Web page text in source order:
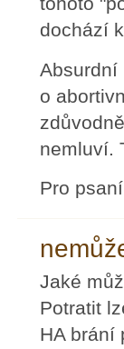
dochází
Absurdní
o
nemluví.
Pro
Jaké
Potratit
HA brání